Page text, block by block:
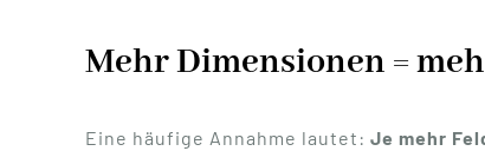
Mehr Dimensionen =
Eine häufige Annahme lautet: Je mehr